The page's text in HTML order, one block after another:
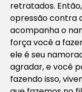
retratados.
opressão contra
acompanha o
força você a
ele é seu
agradar, e você
fazendo isso,